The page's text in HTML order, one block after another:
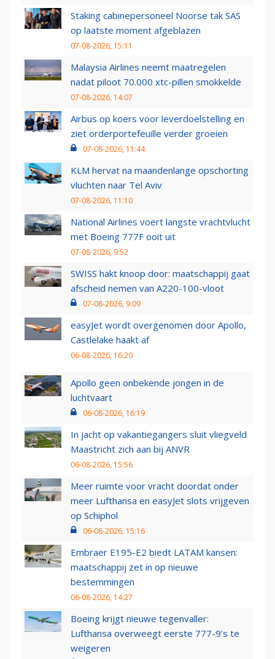
Staking cabinepersoneel Noorse tak SAS
op laatste moment afgeblazen
07-08-2026, 15:11
Malaysia Airlines neemt maatregelen
nadat piloot 70.000 xtc-pillen smokkelde
07-08-2026, 14:07
Airbus op koers voor leverdoelstelling en
ziet orderportefeuille verder groeien
07-08-2026, 11:44
KLM hervat na maandenlange opschorting
vluchten naar Tel Aviv
07-08-2026, 11:10
National Airlines voert langste vrachtvlucht
met Boeing 777F ooit uit
07-08-2026, 9:52
SWISS hakt knoop door: maatschappij gaat
afscheid nemen van A220-100-vloot
07-08-2026, 9:09
easyJet wordt overgenomen door Apollo,
Castlelake haakt af
06-08-2026, 16:20
Apollo geen onbekende jongen in de
luchtvaart
06-08-2026, 16:19
In jacht op vakantiegangers sluit vliegveld
Maastricht zich aan bij ANVR
06-08-2026, 15:56
Meer ruimte voor vracht doordat onder
meer Lufthansa en easyJet slots vrijgeven
op Schiphol
06-08-2026, 15:16
Embraer E195-E2 biedt LATAM kansen:
maatschappij zet in op nieuwe
bestemmingen
06-08-2026, 14:27
Boeing krijgt nieuwe tegenvaller:
Lufthansa overweegt eerste 777-9’s te
weigeren